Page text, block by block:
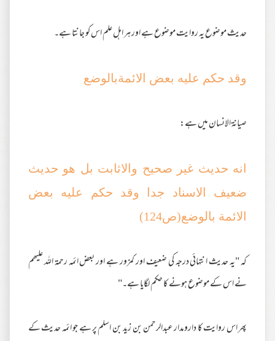
حديث موضوع یہ روایت موضوع ہے اور ہر اہل علم اس کو جانتا ہے۔
وقد حكم عليه بعض الائمةبالوضع
صیانۃ الانسان میں ہے:
انه حديث غير صحيح والاثابت بل هو حديث
ضعيف الاسناد جدا وقد حكم عليه بعض
الائمة بالوضع(ص124)
کہ "یہ حدیث انتہائی درجہ کی ضعیف اور کمزور ہے اور بعض ائمہ رحمۃ اللہ علیھم
نے اس کے موضوع ہونے کا حکم لگایا ہے۔"
پھر اس روایت کا دارومدار عبدالرحمن بن زید بن اسلم پر ہے جو ائمہ حدیث کے